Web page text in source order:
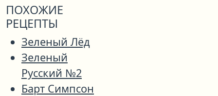
ПОХОЖИЕ
РЕЦЕПТЫ
Зеленый Лёд
Зеленый
Русский №2
Барт Симпсон